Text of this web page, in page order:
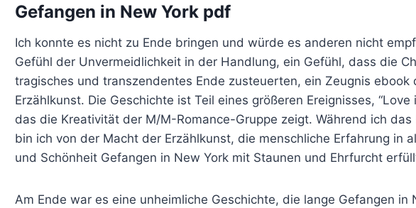
Gefangen in New York pdf
Ich konnte es nicht zu Ende bringen und würde es anderen nicht
Gefühl der Unvermeidlichkeit in der Handlung, ein Gefühl, dass die
tragisches und transzendentes Ende zusteuerten, ein Zeugnis ebook
Erzählkunst. Die Geschichte ist Teil eines größeren Ereignisses, “Love
das die Kreativität der M/M-Romance-Gruppe zeigt. Während ich
bin ich von der Macht der Erzählkunst, die menschliche Erfahrung in
und Schönheit Gefangen in New York mit Staunen und Ehrfurcht
Am Ende war es eine unheimliche Geschichte, die lange Gefangen in